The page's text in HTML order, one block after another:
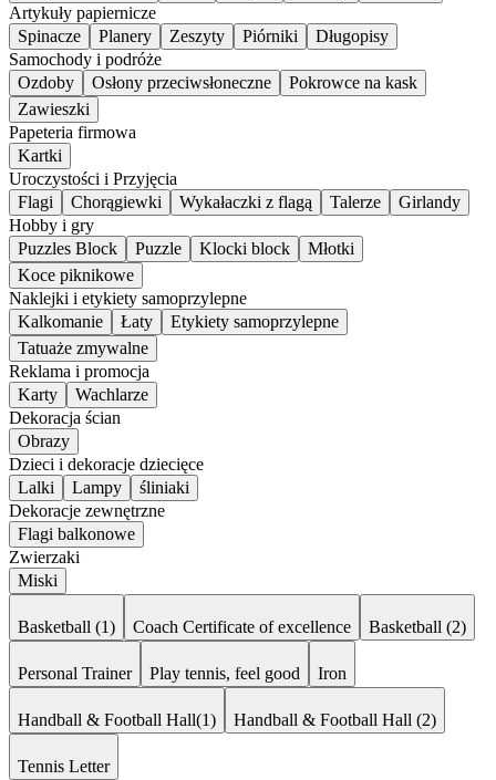
Artykuły papiernicze
Spinacze
Planery Zeszyty Piórniki
Długopisy
Samochody i podróże
Ozdoby
Osłony przeciwsłoneczne
Pokrowce na kask
Zawieszki
Papeteria firmowa
Kartki
Uroczystości i Przyjęcia
Flagi
Chorągiewki Wykałaczki z flagą Talerze
Girlandy
Hobby i gry
Puzzles Block
Puzzle Klocki block
Młotki
Koce piknikowe
Naklejki i etykiety samoprzylepne
Kalkomanie
Łaty
Etykiety samoprzylepne
Tatuaże zmywalne
Reklama i promocja
Karty
Wachlarze
Dekoracja ścian
Obrazy
Dzieci i dekoracje dziecięce
Lalki
Lampy
śliniaki
Dekoracje zewnętrzne
Flagi balkonowe
Zwierzaki
Miski
Basketball (1) Coach Certificate of excellence Basketball (2)
Personal Trainer Play tennis, feel good Iron
Handball & Football Hall(1) Handball & Football Hall (2)
Tennis Letter